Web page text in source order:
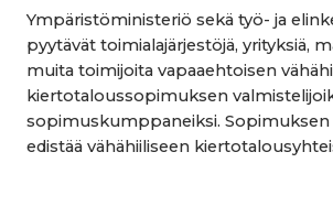
Ympäristöministeriö sekä työ- ja
pyytävät toimialajärjestöjä, yrityksiä,
muita toimijoita vapaaehtoisen
kiertotaloussopimuksen
sopimuskumppaneiksi.
edistää vähähiiliseen